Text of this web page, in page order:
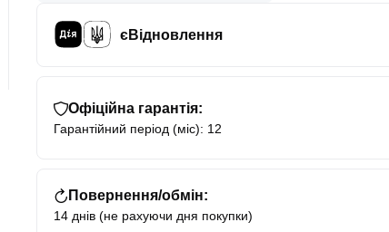
єВідновлення
Офіційна гарантія:
Гарантійний період (міс): 12
Повернення/обмін:
14 днів (не рахуючи дня покупки)